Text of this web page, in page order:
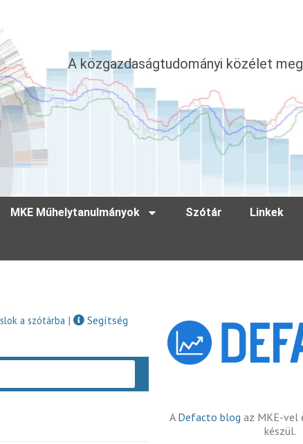
A közgazdaságtudományi közélet
MKE Műhelytanulmányok Szótár Linkek
a szótárba |
Segítség
A Defacto blog az MKE-vel
készül.